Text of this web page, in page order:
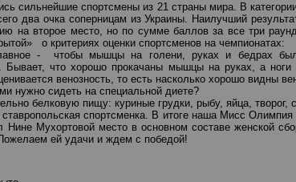
сильнейшие спортсмены из 21 страны мира. В
два очка соперницам из Украины. Наилучший
на второе место, но по сумме баллов за все три
о критериях оценки спортсменов на чемпионатах:
- чтобы мышцы на голени, руках и бедрах
Бывает, что хорошо прокачаны мышцы на руках, а
венозность, то есть насколько хорошо видны
нужно сидеть на специальной диете?
белковую пищу: куриные грудки, рыбу, яйца, творог,
спортсменка. В итоге наша Мисс Олимпия
Нине Мухортовой место в основном составе женской
ей удачи и ждем с победой!